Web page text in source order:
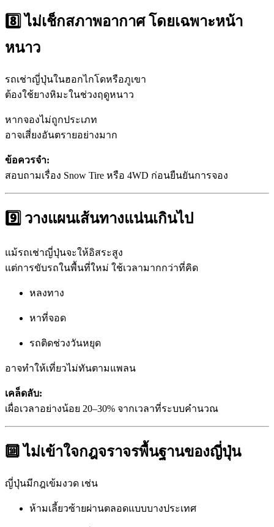
8️⃣ ไม่เช็กสภาพอากาศ โดยเฉพาะหน้า
หนาว
รถเช่าญี่ปุ่นในฮอกไกโดหรือภูเขา
ต้องใช้ยางหิมะในช่วงฤดูหนาว
หากจองไม่ถูกประเภท
อาจเสี่ยงอันตรายอย่างมาก
ข้อควรจำ:
สอบถามเรื่อง Snow Tire หรือ 4WD ก่อนยืนยันการจอง
9️⃣ วางแผนเส้นทางแน่นเกินไป
แม้รถเช่าญี่ปุ่นจะให้อิสระสูง
แต่การขับรถในพื้นที่ใหม่ ใช้เวลามากกว่าที่คิด
หลงทาง
หาที่จอด
รถติดช่วงวันหยุด
อาจทำให้เที่ยวไม่ทันตามแพลน
เคล็ดลับ:
เผื่อเวลาอย่างน้อย 20–30% จากเวลาที่ระบบคำนวณ
🔟 ไม่เข้าใจกฎจราจรพื้นฐานของญี่ปุ่น
ญี่ปุ่นมีกฎเข้มงวด เช่น
ห้ามเลี้ยวซ้ายผ่านตลอดแบบบางประเทศ